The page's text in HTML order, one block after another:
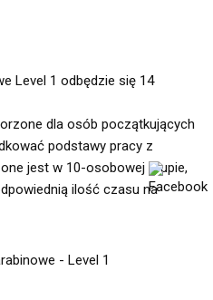
Level 1 odbędzie się 14
dla osób początkujących
podstawy pracy z
jest w 10-osobowej grupie,
ilość czasu na